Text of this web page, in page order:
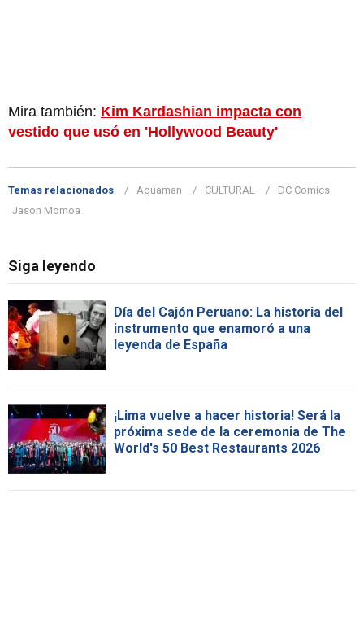
Mira también: Kim Kardashian impacta con
vestido que usó en 'Hollywood Beauty'
Temas relacionados Aquaman CULTURAL
DC Comics
Jason Momoa
Siga leyendo
Día del Cajón Peruano: La historia del
instrumento que enamoró a una
leyenda de España
¡Lima vuelve a hacer historia! Será la
próxima sede de la ceremonia de The
World's 50 Best Restaurants 2026